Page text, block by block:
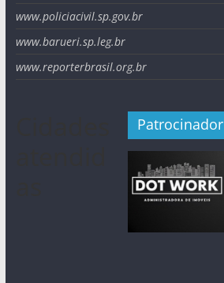
www.policiacivil.sp.gov.br
www.barueri.sp.leg.br
www.reporterbrasil.org.br
Patrocinador